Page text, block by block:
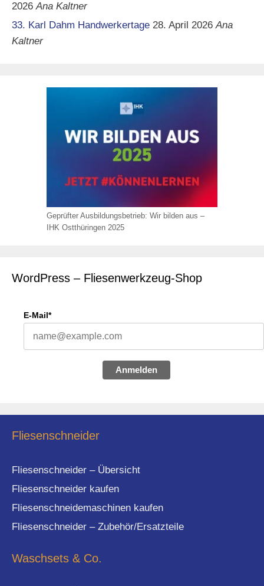
2026 Ana Kaltner
33. Karl Dahm Handwerkertage 28. April 2026 Ana
Kaltner
Geprüfter Ausbildungsbetrieb: Wir bilden aus –
IHK Ostthüringen 2025
WordPress – Fliesenwerkzeug-Shop
E-Mail*
Anmelden
Fliesenschneider
Fliesenschneider – Übersicht
Fliesenschneider kaufen
Fliesenschneidemaschinen kaufen
Fliesenschneider – Zubehör/Ersatzteile
Waschsets & Co.